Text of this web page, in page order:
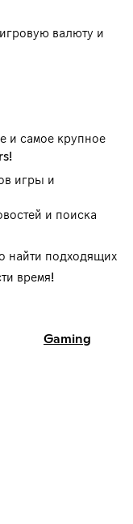
валюту и
и самое крупное
игры и
и поиска
найти подходящих
время!
Gaming